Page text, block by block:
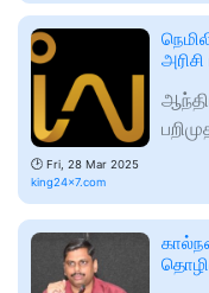
🕑 Fri, 28 Mar 2025
king24x7.com